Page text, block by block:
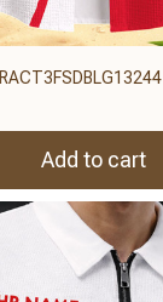
Add to cart